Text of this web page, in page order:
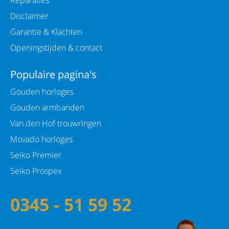
Cabochon knop: Ja
Diameter kast: 30 mm
Kastvorm: Rond
Kleur kast: Zilverkleurig
Materiaal kast: Staal
Materiaal Lunette: Staal
Materiaal wijzerplaat: Parelmoer
Technologie
Disclaimer
Garantie & Klachten
Openingstijden & contact
Populaire pagina's
Gouden horloges
Gouden armbanden
Van den Hof trouwringen
Movado horloges
Seiko Premier
Seiko Prospex
0345 - 51 59 52